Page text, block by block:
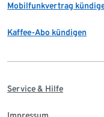
Mobilfunkvertrag
Kaffee-Abo kündigen
Service & Hilfe